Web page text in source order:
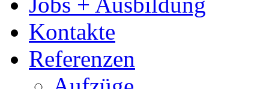
Kontakte
Referenzen